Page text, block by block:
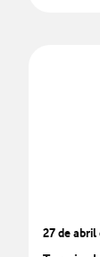
27 de abril